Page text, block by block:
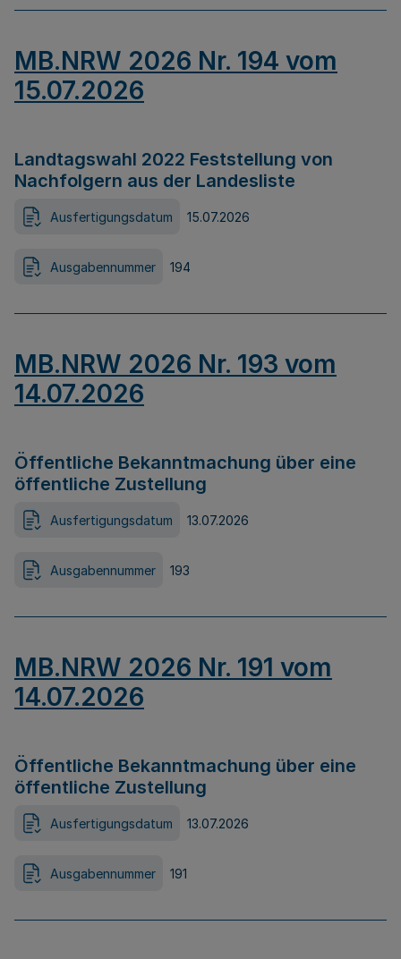
MB.NRW 2026 Nr. 194 vom
15.07.2026
Landtagswahl 2022 Feststellung von
Nachfolgern aus der Landesliste
Ausfertigungsdatum 15.07.2026
Ausgabennummer 194
MB.NRW 2026 Nr. 193 vom
14.07.2026
Öffentliche Bekanntmachung über eine
öffentliche Zustellung
Ausfertigungsdatum 13.07.2026
Ausgabennummer 193
MB.NRW 2026 Nr. 191 vom
14.07.2026
Öffentliche Bekanntmachung über eine
öffentliche Zustellung
Ausfertigungsdatum 13.07.2026
Ausgabennummer 191